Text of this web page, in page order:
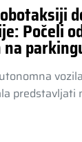
Počeli
predstavljati